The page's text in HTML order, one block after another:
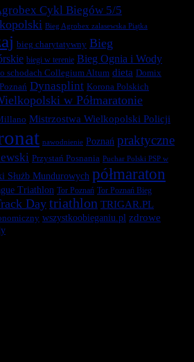
Cykl Biegów 5/5
Bieg Agrobex zalasewska Piątka
bieg charytatywny Bieg
biegi w terenie Bieg Ognia i Wody
schodach Collegium Altum dieta Domix
Dynasplint Korona Polskich
w Półmaratonie
Mistrzostwa Wielkopolski Policji
nawodnienie Poznań praktyczne
Przystań Posnania Puchar Polski PSP w
Służb Mundurowych półmaraton
Triathlon Tor Poznań Tor Poznań Bieg
Day triathlon TRIGAR.PL
wszystkoobieganiu.pl zdrowe